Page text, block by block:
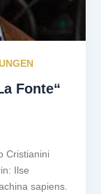
Fonte“
Cristianini
Ilse
sapiens.